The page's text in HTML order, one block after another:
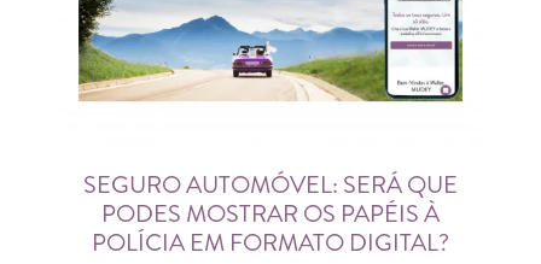
SEGURO AUTOMÓVEL: SERÁ QUE
PODES MOSTRAR OS PAPÉIS À
POLÍCIA EM FORMATO DIGITAL?